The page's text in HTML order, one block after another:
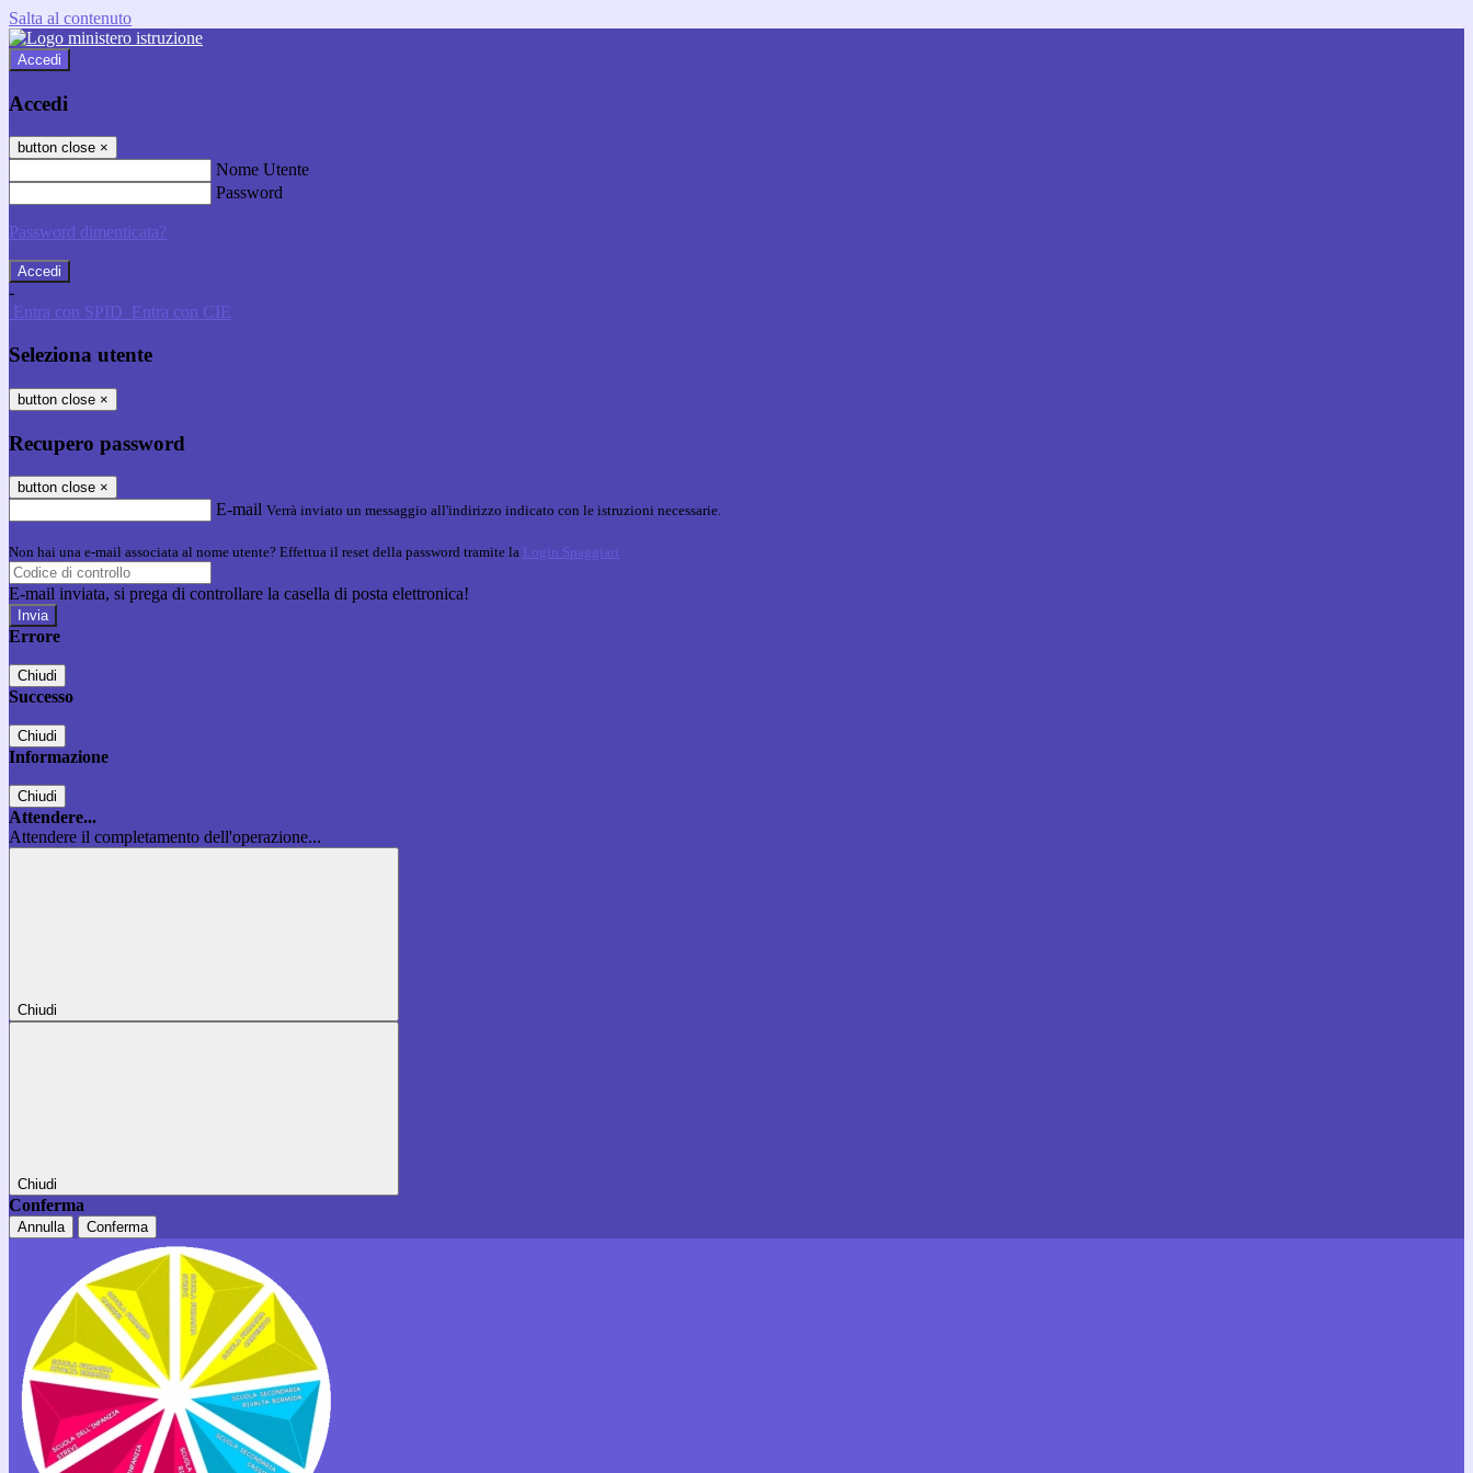
Salta al contenuto
Accedi
Accedi
button close ×
Nome Utente
Password
Password dimenticata?
-
Entra con SPID Entra con CIE
Seleziona utente
button close ×
Recupero password
button close ×
E-mail Verrà inviato un messaggio all'indirizzo indicato con le istruzioni necessarie.
Non hai una e-mail associata al nome utente? Effettua il reset della password tramite la Login Spaggiari
E-mail inviata, si prega di controllare la casella di posta elettronica!
Errore
Chiudi
Successo
Chiudi
Informazione
Chiudi
Attendere...
Attendere il completamento dell'operazione...
Chiudi
Chiudi
Conferma
Annulla Conferma